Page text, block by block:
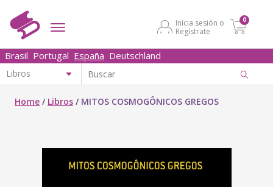
Inicia sesión o
Regístrate
0
Brasil Portugal España Deutschland
Home / Libros / MITOS COSMOGÔNICOS GREGOS